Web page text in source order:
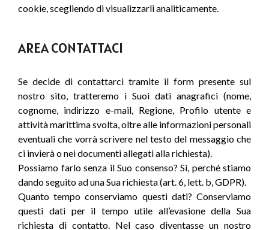
cookie, scegliendo di visualizzarli analiticamente.
AREA CONTATTACI
Se decide di contattarci tramite il form presente sul
nostro sito, tratteremo i Suoi dati anagrafici (nome,
cognome, indirizzo e-mail, Regione, Profilo utente e
attività marittima svolta, oltre alle informazioni personali
eventuali che vorrà scrivere nel testo del messaggio che
ci invierà o nei documenti allegati alla richiesta).
Possiamo farlo senza il Suo consenso? Sì, perché stiamo
dando seguito ad una Sua richiesta (art. 6, lett. b, GDPR).
Quanto tempo conserviamo questi dati? Conserviamo
questi dati per il tempo utile all’evasione della Sua
richiesta di contatto. Nel caso diventasse un nostro